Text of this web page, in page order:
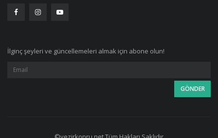
İlginç şeyleri ve güncellemeleri almak için abone olun!